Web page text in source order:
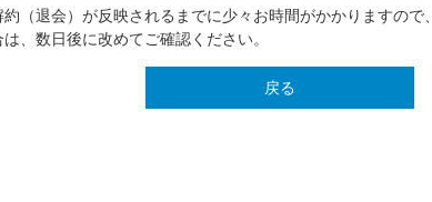
（退会）が反映されるまでに少々お時間がかかりますので、
、数日後に改めてご確認ください。
戻る